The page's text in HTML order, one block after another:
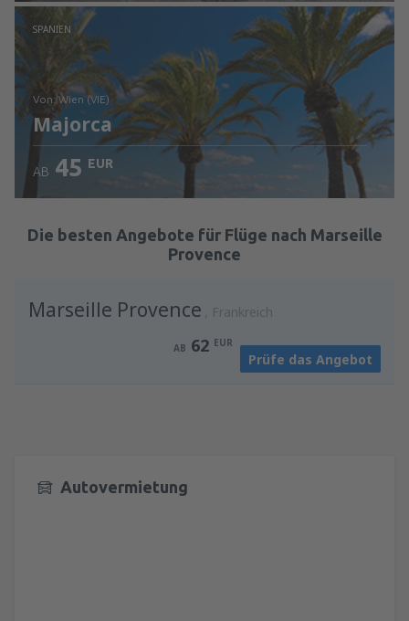
Prüfe die Einzelheiten
SPANIEN
von: Wien (VIE)
Majorca
Prüfe die Einzelheiten
AB 45 EUR
Die besten Angebote für Flüge nach Marseille
Provence
Marseille Provence Frankreich
AB 62 EUR
Prüfe das Angebot
Autovermietung